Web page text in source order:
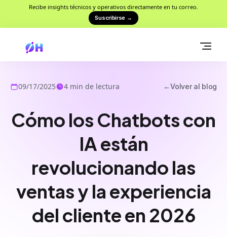
Recibe insights técnicos y operativos directamente en tu correo.
Suscribirse →
09/17/2025 4 min de lectura ←Volver al blog
Cómo los Chatbots con
IA están
revolucionando las
ventas y la experiencia
del cliente en 2026